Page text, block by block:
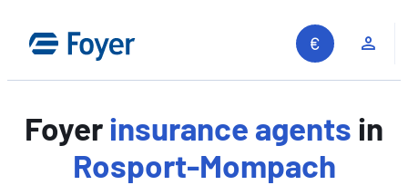
content
Foyerinsurance agents in
Rosport-Mompach